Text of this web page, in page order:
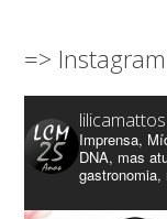
=> Instagram
Imprensa,
DNA, mas